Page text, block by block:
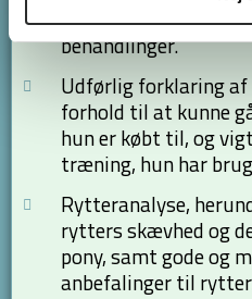
for ridningen, og om
behandlinger.
Udførlig forklaring af
forhold til at kunne
hun er købt til, og
træning, hun har
Rytteranalyse,
rytters skævhed og
pony, samt gode og
anbefalinger til